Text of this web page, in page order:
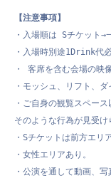
【注意事項】
・入場順は Sチケット→
・入場時別途1Drink代
・ 客席を含む会場の映
・モッシュ、リフト、
・ご自身の観覧スペー
そのような行為が見受
・Sチケットは前方エ
・女性エリアあり。
・公演を通して動画、